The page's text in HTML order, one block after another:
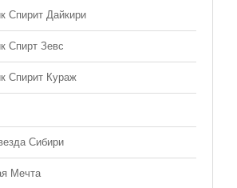
Спирит Дайкири
Спирт Зевс
Спирит Кураж
Сибири
Мечта